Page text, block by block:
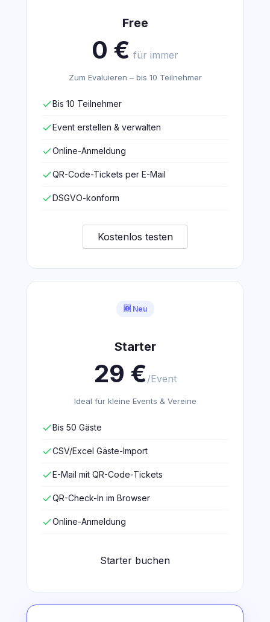
Free
0 € für immer
Zum Evaluieren – bis 10 Teilnehmer
checkBis 10 Teilnehmer
checkEvent erstellen & verwalten
checkOnline-Anmeldung
checkQR-Code-Tickets per E-Mail
checkDSGVO-konform
Kostenlos testen
🆕 Neu
Starter
29 €/Event
Ideal für kleine Events & Vereine
checkBis 50 Gäste
checkCSV/Excel Gäste-Import
checkE-Mail mit QR-Code-Tickets
checkQR-Check-In im Browser
checkOnline-Anmeldung
Starter buchen